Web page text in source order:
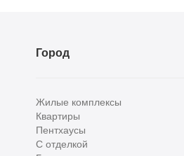
Город
Жилые комплексы
Квартиры
Пентхаусы
С отделкой